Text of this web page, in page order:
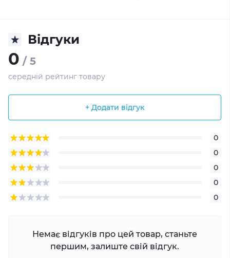
Відгуки
0 / 5
середній рейтинг товару
+ Додати відгук
0
0
0
0
0
Немає відгуків про цей товар, станьте
першим, залиште свій відгук.